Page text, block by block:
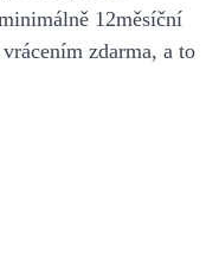
12měsíční
zdarma, a to